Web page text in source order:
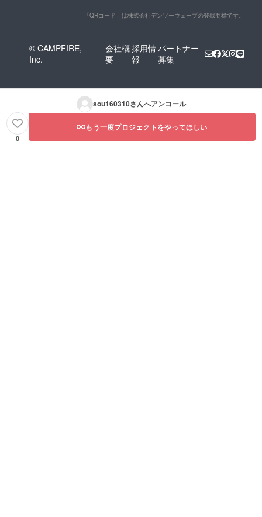
「QRコード」は株式会社デンソーウェーブの登録商標です。
© CAMPFIRE,
Inc.
会社概
要
採用情
報
パートナー
募集
sou160310さんへアンコール
0
もう一度プロジェクトをやってほしい